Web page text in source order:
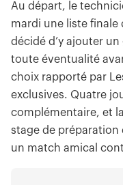
Au départ, le
mardi une liste finale
décidé d’y ajouter
toute éventualité
choix rapporté par
exclusives. Quatre
complémentaire, et
stage de préparation
un match amical